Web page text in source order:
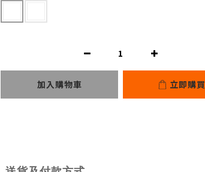
加入購物車 立即購買